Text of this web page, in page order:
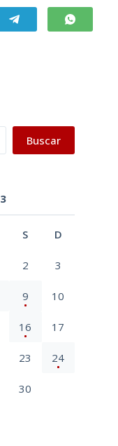
Buscar
S D
2 3
9 10
16 17
23 24
30